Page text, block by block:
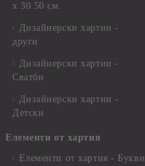
x 30.50 см.
Дизайнерски хартии -
други
Дизайнерски хартии -
Сватби
Дизайнерски хартии -
Детски
Елементи от хартия
Елементи от хартия - Букви